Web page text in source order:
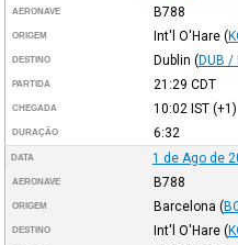
AERONAVE B788
ORIGEM Int'l O'Hare (
DESTINO Dublin (DUB /
PARTIDA 21:29 CDT
CHEGADA 10:02 IST(+1)
DURAÇÃO 6:32
DATA 1 de Ago de
AERONAVE B788
ORIGEM Barcelona (
DESTINO Int'l O'Hare (